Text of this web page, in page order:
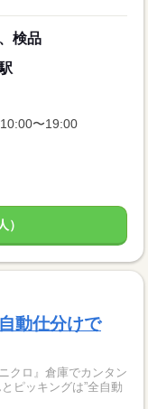
検品
〜19:00
）
動仕分けで
クロ』倉庫でカンタン
ピッキングは”全自動